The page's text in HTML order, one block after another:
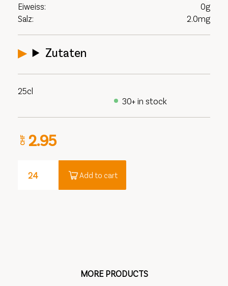
Eiweiss:
0g
Salz:
2.0mg
Zutaten
25cl
30+ in stock
CHF 2.95
Add to cart
MORE PRODUCTS